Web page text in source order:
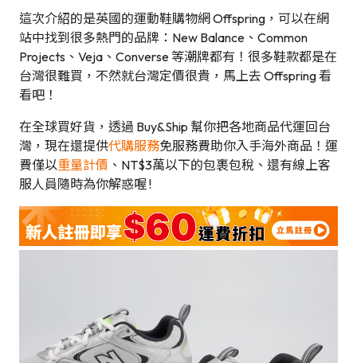
這次介紹的是英國的運動鞋購物網 Offspring，可以在網
站中找到很多熱門的品牌：New Balance、Common
Projects、Veja、Converse 等潮牌都有！很多鞋款都是在
台灣很難買，不然就台灣定價很貴，馬上去 Offspring 看
看吧！
在全球買好貨，透過 Buy&Ship 幫你把各地商品代運回台
灣，現在還提供代購服務免服務費助你入手海外商品！運
費僅以重量計價 、NT$3萬以下的包裹包稅、還有線上客
服人員隨時為你解惑喔 !